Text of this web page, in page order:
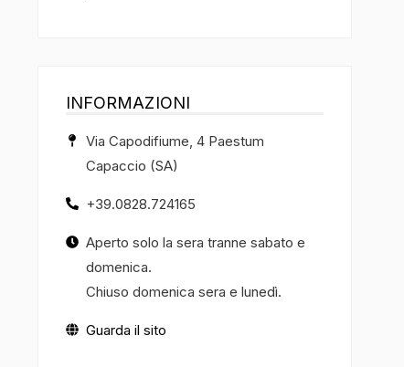
INFORMAZIONI
Via Capodifiume, 4 Paestum
Capaccio (SA)
+39.0828.724165
Aperto solo la sera tranne sabato e
domenica.
Chiuso domenica sera e lunedì.
Guarda il sito